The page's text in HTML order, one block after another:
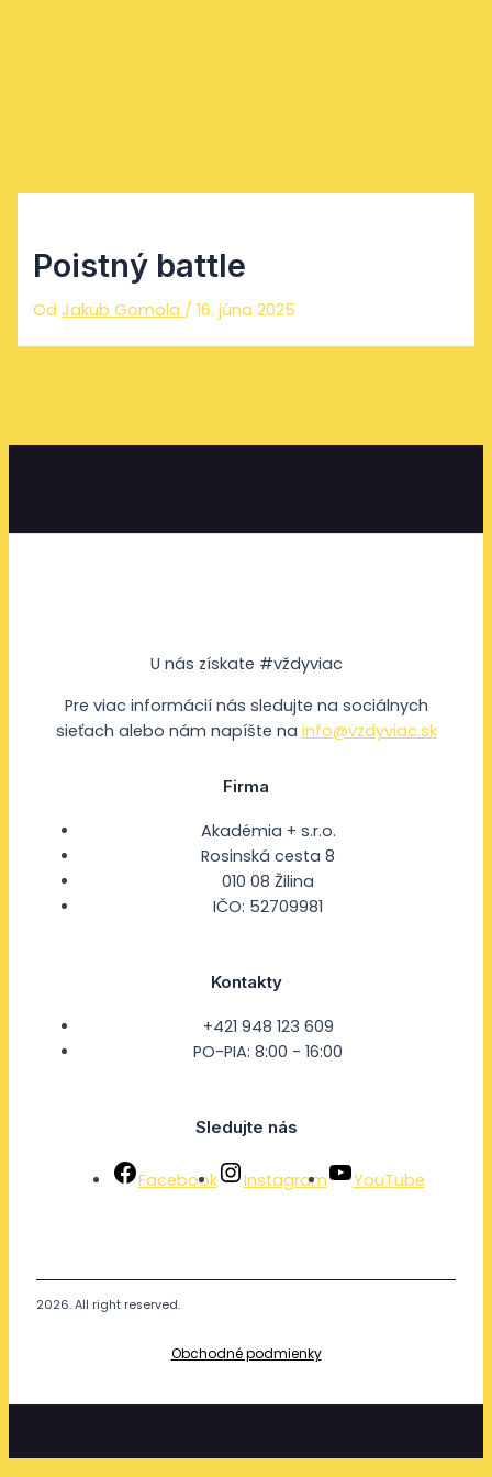
Poistný battle
Od Jakub Gomola /16. júna 2025
U nás získate #vždyviac
Pre viac informácií nás sledujte na sociálnych
sieťach alebo nám napíšte na info@vzdyviac.sk
Firma
Akadémia + s.r.o.
Rosinská cesta 8
010 08 Žilina
IČO: 52709981
Kontakty
+421 948 123 609
PO-PIA: 8:00 - 16:00
Sledujte nás
Facebook Instagram YouTube
2026. All right reserved.
Obchodné podmienky